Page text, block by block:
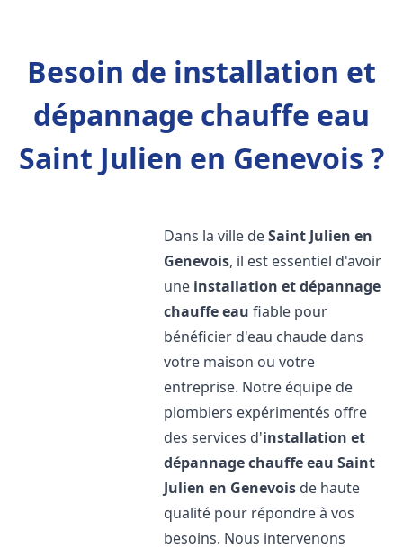
Besoin de installation et
dépannage chauffe eau
Saint Julien en Genevois ?
Dans la ville deSaint Julien en
Genevois, il est essentiel d'avoir
une installation et dépannage
chauffe eau fiable pour
bénéficier d'eau chaude dans
votre maison ou votre
entreprise. Notre équipe de
plombiers expérimentés offre
des services d'installation et
dépannage chauffe eau Saint
Julien en Genevois de haute
qualité pour répondre à vos
besoins. Nous intervenons